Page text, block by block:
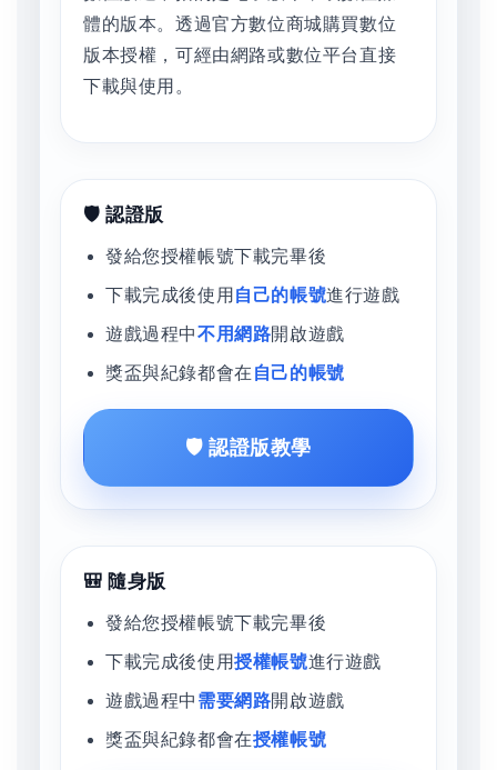
體的版本。透過官方數位商城購買數位
版本授權，可經由網路或數位平台直接
下載與使用。
🛡️ 認證版
發給您授權帳號下載完畢後
下載完成後使用 自己的帳號進行遊戲
遊戲過程中不用網路開啟遊戲
獎盃與紀錄都會在 自己的帳號
🛡️ 認證版教學
🎒 隨身版
發給您授權帳號下載完畢後
下載完成後使用授權帳號進行遊戲
遊戲過程中 需要網路開啟遊戲
獎盃與紀錄都會在授權帳號